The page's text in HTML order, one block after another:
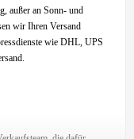
außer an Sonn- und
wir Ihren Versand
wie DHL, UPS